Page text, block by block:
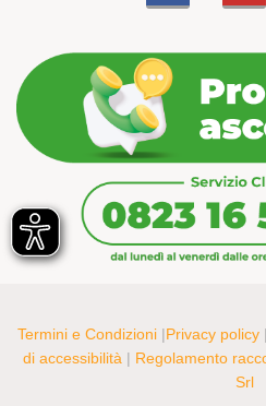
Termini e Condizioni |Privacy policy |
di accessibilità | Regolamento
Srl